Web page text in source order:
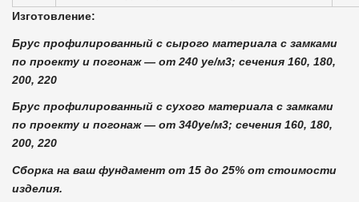
Изготовление:
Брус профилированный с сырого материала с замками
по проекту и погонаж — от 240 уе/м3; сечения 160, 180,
200, 220
Брус профилированный с сухого материала с замками
по проекту и погонаж — от 340уе/м3; сечения 160, 180,
200, 220
Сборка на ваш фундамент от 15 до 25% от стоимости
изделия.